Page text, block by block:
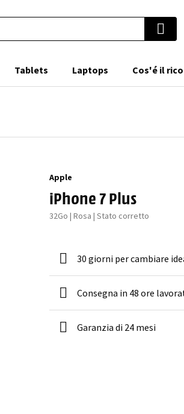
Tablets Laptops Cos'é il
Apple
iPhone 7 Plus
32Go | Rosa | Stato corretto
30 giorni per cambiare
Consegna in 48 ore
Garanzia di 24 mesi